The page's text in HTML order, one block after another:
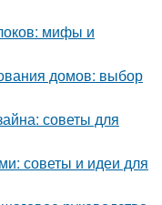
мифы и
домов: выбор
советы для
советы и идеи для